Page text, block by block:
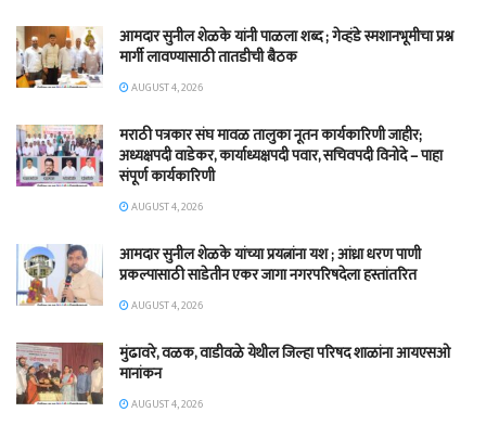
आमदार सुनील शेळके यांनी पाळला शब्द ; गेव्हंडे स्मशानभूमीचा प्रश्न
मार्गी लावण्यासाठी तातडीची बैठक
AUGUST 4, 2026
मराठी पत्रकार संघ मावळ तालुका नूतन कार्यकारिणी जाहीर;
अध्यक्षपदी वाडेकर, कार्याध्यक्षपदी पवार, सचिवपदी विनोदे – पाहा
संपूर्ण कार्यकारिणी
AUGUST 4, 2026
आमदार सुनील शेळके यांच्या प्रयत्नांना यश ; आंध्रा धरण पाणी
प्रकल्पासाठी साडेतीन एकर जागा नगरपरिषदेला हस्तांतरित
AUGUST 4, 2026
मुंढावरे, वळक, वाडीवळे येथील जिल्हा परिषद शाळांना आयएसओ
मानांकन
AUGUST 4, 2026